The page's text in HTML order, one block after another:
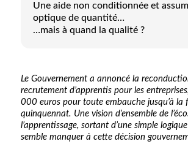
Une aide non conditionnée et
optique de quantité…
…mais à quand la qualité ?
Le Gouvernement a annoncé la
recrutement d’apprentis pour les
000 euros pour toute embauche jusqu’à la
quinquennat. Une vision d’ensemble de
l’apprentissage, sortant d’une simple
semble manquer à cette décision